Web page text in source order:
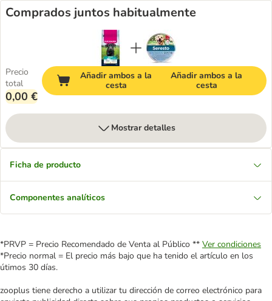
Comprados juntos habitualmente
Precio
total
0,00 €
Añadir ambos a la
cesta
Añadir ambos a la
cesta
Mostrar detalles
Ficha de producto
Componentes analíticos
*PRVP = Precio Recomendado de Venta al Público ** Ver condiciones
*Precio normal = El precio más bajo que ha tenido el artículo en los
útimos 30 días.
zooplus tiene derecho a utilizar tu dirección de correo electrónico para